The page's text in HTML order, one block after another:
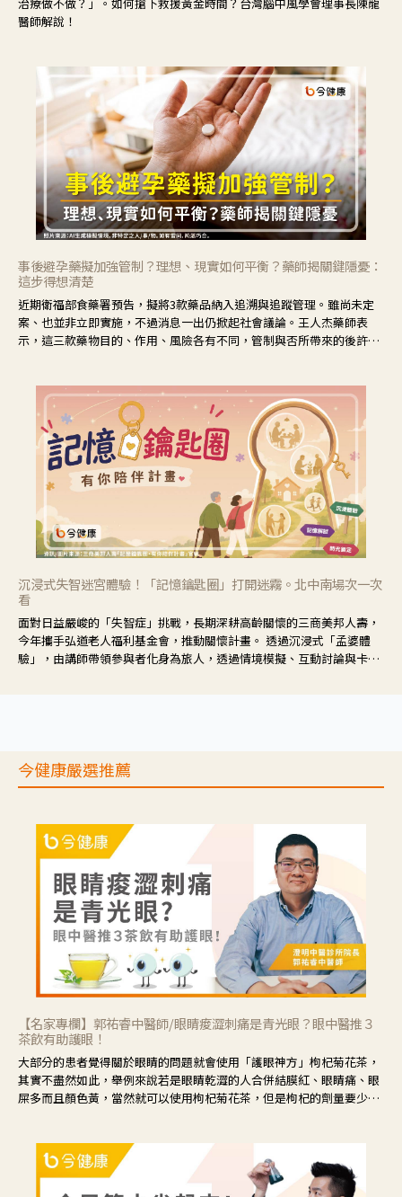
醫師解說！
事後避孕藥擬加強管制？理想、現實如何平衡？藥師揭關鍵隱憂：
這步得想清楚
近期衛福部食藥署預告，擬將3款藥品納入追溯與追蹤管理。雖尚未定
案、也並非立即實施，不過消息一出仍掀起社會議論。王人杰藥師表
示，這三款藥物目的、作用、風險各有不同，管制與否所帶來的後許影
沉浸式失智迷宮體驗！「記憶鑰匙圈」打開迷霧。北中南場次一次
看
面對日益嚴峻的「失智症」挑戰，長期深耕高齡關懷的三商美邦人壽，
今年攜手弘道老人福利基金會，推動關懷計畫。 透過沉浸式「孟婆體
驗」，由講師帶領參與者化身為旅人，透過情境模擬、互動討論與卡牌
今健康嚴選推薦
【名家專欄】郭祐睿中醫師/眼睛痠澀刺痛是青光眼？眼中醫推３
茶飲有助護眼！
大部分的患者覺得關於眼睛的問題就會使用「護眼神方」枸杞菊花茶，
其實不盡然如此，舉例來說若是眼睛乾澀的人合併結膜紅、眼睛痛、眼
屎多而且顏色黃，當然就可以使用枸杞菊花茶，但是枸杞的劑量要少，
候就要使用菊花、金銀花來治療；假如單純的眼睛乾澀，結膜沒有紅，
眼睛周圍沒有眼屎，這種情況是屬於「陰虛」，就可以使用枸杞、蓮
藕、麥門冬、山藥等比較滋潤的藥材，效果就更顯著。